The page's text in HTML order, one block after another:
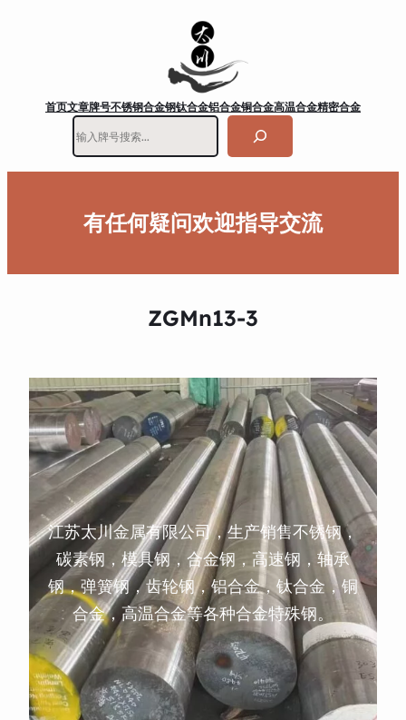
首页文章牌号不锈钢合金钢钛合金铝合金铜合金高温合金精密合金
有任何疑问欢迎指导交流
ZGMn13-3
江苏太川金属有限公司，生产销售不锈钢，
碳素钢，模具钢，合金钢，高速钢，轴承
钢，弹簧钢，齿轮钢，铝合金，钛合金，铜
合金，高温合金等各种合金特殊钢。